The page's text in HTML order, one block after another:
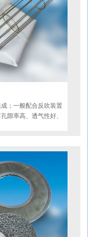
；一般配合反吹装置
隙率高、透气性好、